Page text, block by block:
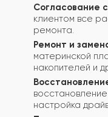
Согласование
клиентом все
ремонта.
Ремонт и
материнской
накопителей и
настройка